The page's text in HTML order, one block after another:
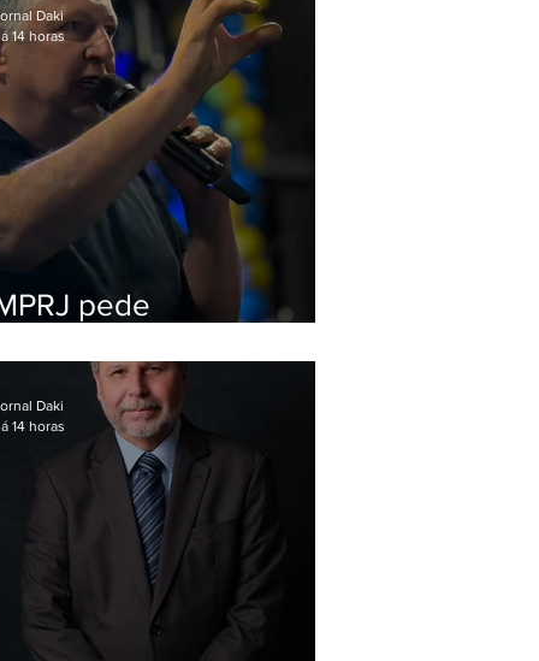
pede
Daki
14 horas
Daki
14 horas